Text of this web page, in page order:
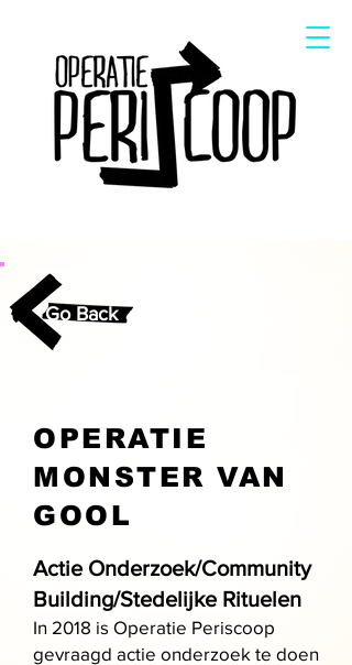
Go Back
OPERATIE
MONSTER VAN
GOOL
Actie Onderzoek/Community
Building/Stedelijke Rituelen
In 2018 is Operatie Periscoop
gevraagd actie onderzoek te doen